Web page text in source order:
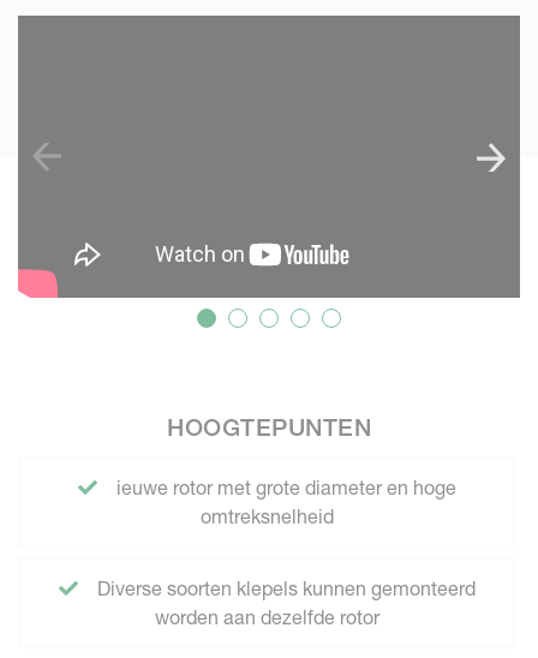
HOOGTEPUNTEN
ieuwe rotor met grote diameter en hoge
omtreksnelheid
Diverse soorten klepels kunnen gemonteerd
worden aan dezelfde rotor